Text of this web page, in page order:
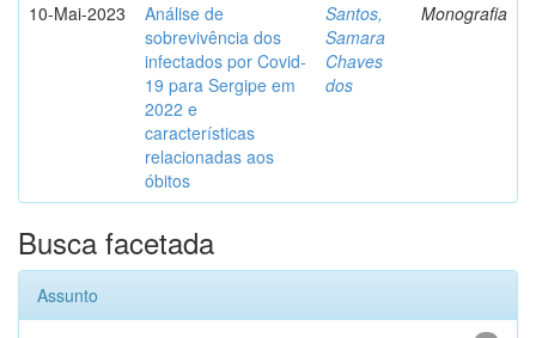
10-Mai-2023
Análise de
sobrevivência dos
infectados por Covid-
19 para Sergipe em
2022 e
características
relacionadas aos
óbitos
Santos,
Samara
Chaves
dos
Monografia
Busca facetada
Assunto